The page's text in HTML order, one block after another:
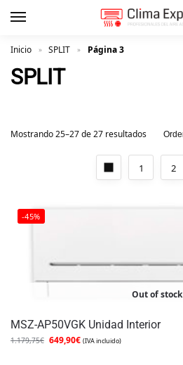
Inicio » SPLIT » Página 3
SPLIT
Mostrando 25–27 de 27 resultados
1 2
-45%
Out of stock
MSZ-AP50VGK Unidad Interior
1.179,75€ 649,90€ (IVA incluido)